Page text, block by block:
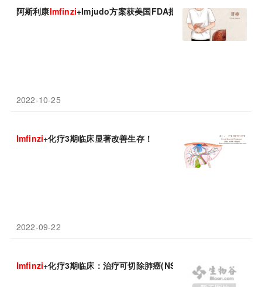
阿斯利康Imfinzi+Imjudo方案获美国FDA批准!
2022-10-25
Imfinzi+化疗3期临床显著改善生存！
2022-09-22
Imfinzi+化疗3期临床：治疗可切除肺癌(NSCLC)，显著提高病理